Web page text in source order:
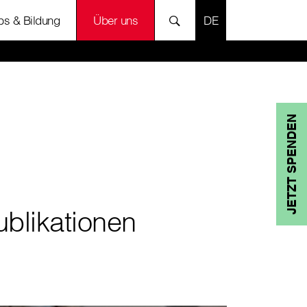
& Bildung Über uns SPRACHE
JETZT SPENDEN